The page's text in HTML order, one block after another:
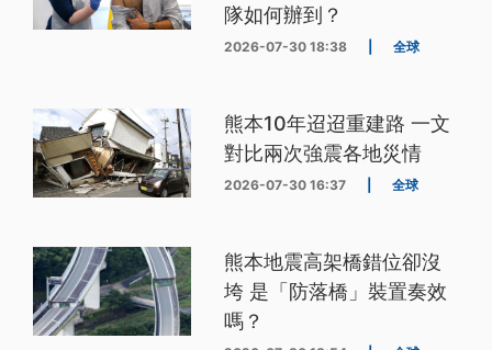
隊如何辦到？
2026-07-30 18:38 全球
熊本10年迢迢重建路 一文
對比兩次強震各地災情
2026-07-30 16:37 全球
熊本地震高架橋錯位卻沒
垮 是「防落橋」裝置奏效
嗎？